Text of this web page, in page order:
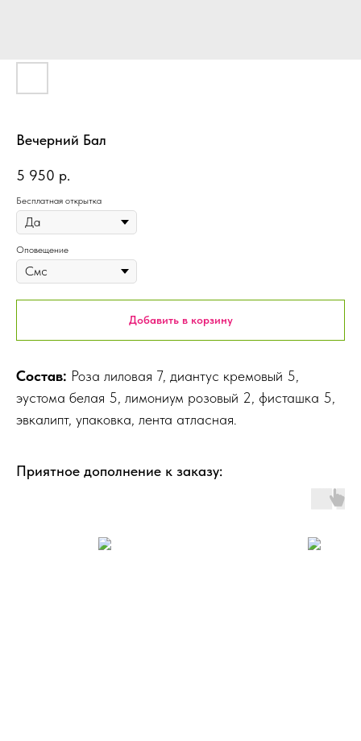
Вечерний Бал
5 950 р.
Бесплатная открытка
Оповещение
Добавить в корзину
Состав: Роза лиловая 7, диантус кремовый 5,
эустома белая 5, лимониум розовый 2, фисташка 5,
эвкалипт, упаковка, лента атласная.
Приятное дополнение к заказу: